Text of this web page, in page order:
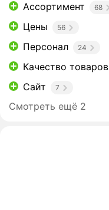
Ассортимент 68
Цены 56
Персонал 24
Качество товаров
Сайт 7
Смотреть ещё 2